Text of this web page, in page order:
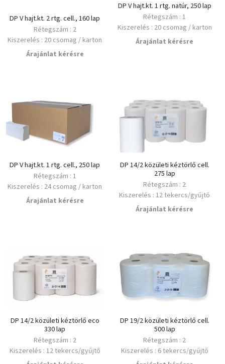
DP V hajt.kt. 2 rtg. cell., 160 lap
Rétegszám : 2
Kiszerelés : 20 csomag / karton
Minimális rendelés : 1 karton
Alapanyag : Cellulóz
Árajánlat kérésre
DP V hajt.kt. 1 rtg. natúr, 250 lap
Rétegszám : 1
Kiszerelés : 20 csomag / karton
Minimális rendelés : 1 karton
Árajánlat kérésre
DP V hajt.kt. 1 rtg. cell., 250 lap
Rétegszám : 1
Kiszerelés : 24 csomag / karton
Minimális rendelés : 1 karton
Árajánlat kérésre
DP 14/2 közületi kéztörlő cell.
275 lap
Rétegszám : 2
Kiszerelés : 12 tekercs/gyűjtő
Minimális rendelés : 1 csomag
Árajánlat kérésre
DP 14/2 közületi kéztörlő eco
330 lap
Rétegszám : 2
Kiszerelés : 12 tekercs/gyűjtő
Minimális rendelés : 1 csomag
DP 19/2 közületi kéztörlő cell.
500 lap
Rétegszám : 2
Kiszerelés : 6 tekercs/gyűjtő
Minimális rendelés : 1 csomag